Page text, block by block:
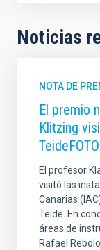
Noticias
NOTA DE
El premio
Klitzing
El profesor
visitó las
Canarias
Teide. En
áreas de
Rafael